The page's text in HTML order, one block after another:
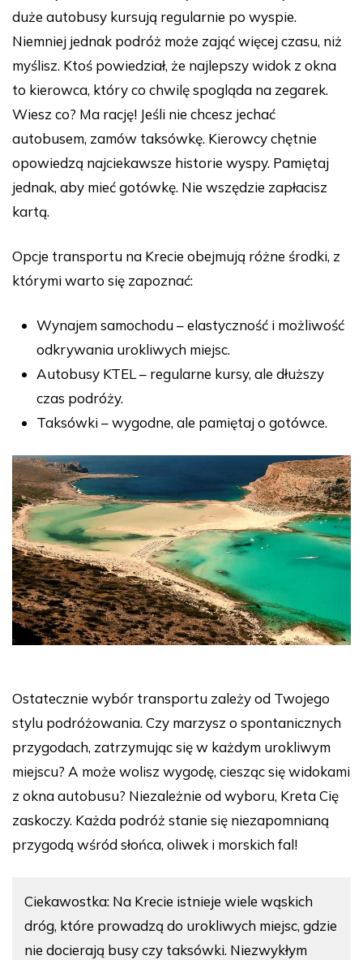
duże autobusy kursują regularnie po wyspie.
Niemniej jednak podróż może zająć więcej czasu, niż
myślisz. Ktoś powiedział, że najlepszy widok z okna
to kierowca, który co chwilę spogląda na zegarek.
Wiesz co? Ma rację! Jeśli nie chcesz jechać
autobusem, zamów taksówkę. Kierowcy chętnie
opowiedzą najciekawsze historie wyspy. Pamiętaj
jednak, aby mieć gotówkę. Nie wszędzie zapłacisz
kartą.
Opcje transportu na Krecie obejmują różne środki, z
którymi warto się zapoznać:
Wynajem samochodu – elastyczność i możliwość
odkrywania urokliwych miejsc.
Autobusy KTEL – regularne kursy, ale dłuższy
czas podróży.
Taksówki – wygodne, ale pamiętaj o gotówce.
Ostatecznie wybór transportu zależy od Twojego
stylu podróżowania. Czy marzysz o spontanicznych
przygodach, zatrzymując się w każdym urokliwym
miejscu? A może wolisz wygodę, ciesząc się widokami
z okna autobusu? Niezależnie od wyboru, Kreta Cię
zaskoczy. Każda podróż stanie się niezapomnianą
przygodą wśród słońca, oliwek i morskich fal!
Ciekawostka: Na Krecie istnieje wiele wąskich
dróg, które prowadzą do urokliwych miejsc, gdzie
nie docierają busy czy taksówki. Niezwykłym